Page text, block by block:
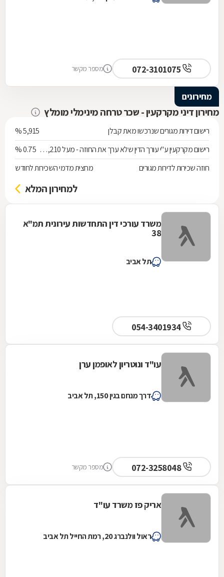
מספר מקשר
מחירונים
מחירון דיני מקרקעין - שכר טרחה מינימלי מומלץ
רישום דירות מגורים שנרכשו מאת קבלן
5,915 %
רישום מקרקעין ע"י עורך הדין שלא ערך את החוזה - מעל 538,210 ש"ח 0.75 %
חוזה שכירות לדירות מגורים
מחצית מדמי השכירות לחודש
למחירון המלא
משרד עורכי דין התחדשות עירונית תמ"א
38
תל אביב
054-3401934
עו"ד ונוטריון לאופמן ערן
דרך מנחם בגין 150, תל אביב
072-3258048 מספר מקשר
אריק פז משרד עו''ד
ראול וולנברג 20, רמת החייל תל אביב